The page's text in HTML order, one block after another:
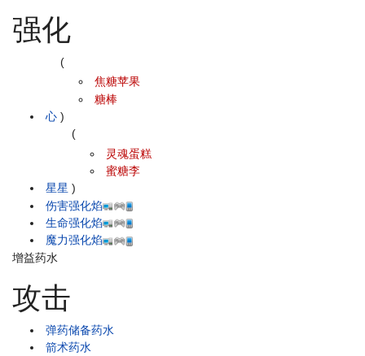
强化
心
(
焦糖苹果
糖棒
)
星星
(
灵魂蛋糕
蜜糖李
)
伤害强化焰
生命强化焰
魔力强化焰
增益药水
攻击
弹药储备药水
箭术药水